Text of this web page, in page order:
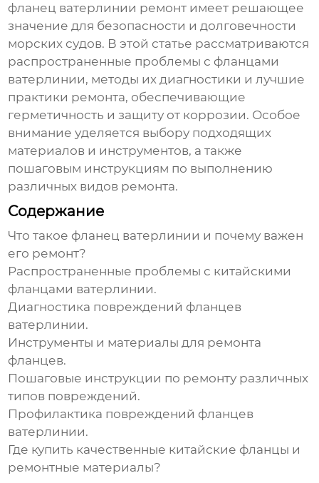
фланец ватерлинии ремонт имеет решающее
значение для безопасности и долговечности
морских судов. В этой статье рассматриваются
распространенные проблемы с фланцами
ватерлинии, методы их диагностики и лучшие
практики ремонта, обеспечивающие
герметичность и защиту от коррозии. Особое
внимание уделяется выбору подходящих
материалов и инструментов, а также
пошаговым инструкциям по выполнению
различных видов ремонта.
Содержание
Что такое фланец ватерлинии и почему важен
его ремонт?
Распространенные проблемы с китайскими
фланцами ватерлинии.
Диагностика повреждений фланцев
ватерлинии.
Инструменты и материалы для ремонта
фланцев.
Пошаговые инструкции по ремонту различных
типов повреждений.
Профилактика повреждений фланцев
ватерлинии.
Где купить качественные китайские фланцы и
ремонтные материалы?